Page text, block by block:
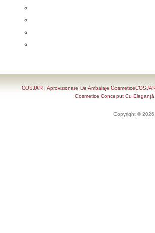
COSJAR | Aprovizionare De Ambalaje
Cosmetice Conceput Cu Eleganță
Copyright ©